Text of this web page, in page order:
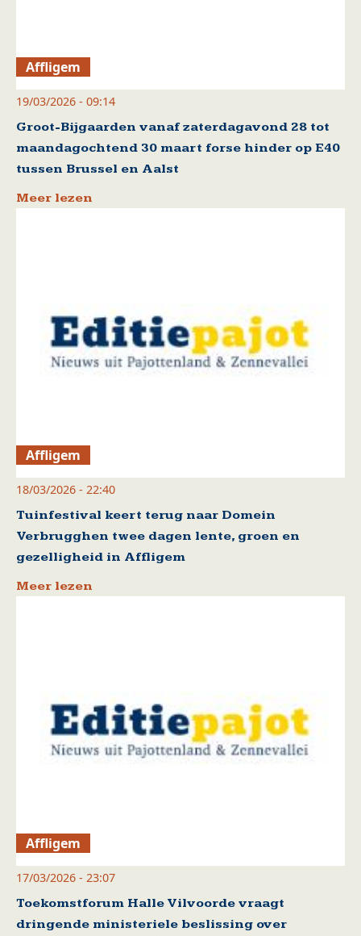
Affligem
19/03/2026 - 09:14
Groot-Bijgaarden vanaf zaterdagavond 28 tot
maandagochtend 30 maart forse hinder op E40
tussen Brussel en Aalst
Meer lezen
Affligem
18/03/2026 - 22:40
Tuinfestival keert terug naar Domein
Verbrugghen twee dagen lente, groen en
gezelligheid in Affligem
Meer lezen
Affligem
17/03/2026 - 23:07
Toekomstforum Halle Vilvoorde vraagt
dringende ministeriele beslissing over